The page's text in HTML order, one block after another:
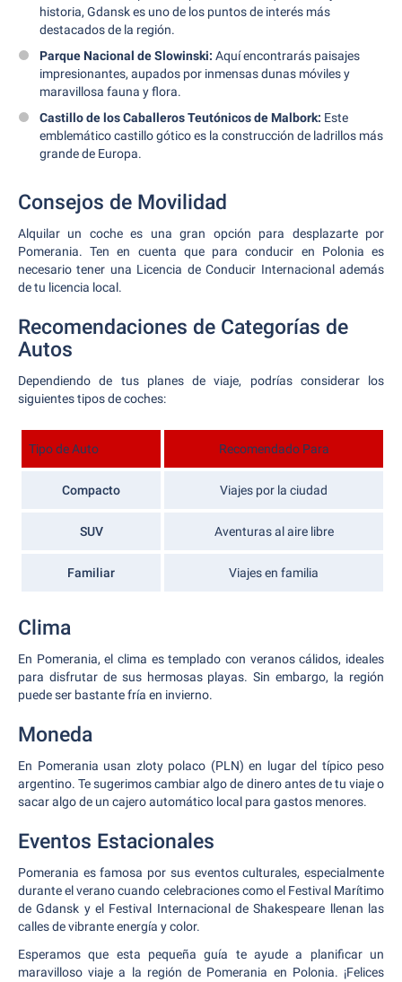
historia, Gdansk es uno de los puntos de interés más
destacados de la región.
Parque Nacional de Slowinski: Aquí encontrarás paisajes
impresionantes, aupados por inmensas dunas móviles y
maravillosa fauna y flora.
Castillo de los Caballeros Teutónicos de Malbork: Este
emblemático castillo gótico es la construcción de ladrillos más
grande de Europa.
Consejos de Movilidad
Alquilar un coche es una gran opción para desplazarte por
Pomerania. Ten en cuenta que para conducir en Polonia es
necesario tener una Licencia de Conducir Internacional además
de tu licencia local.
Recomendaciones de Categorías de
Autos
Dependiendo de tus planes de viaje, podrías considerar los
siguientes tipos de coches:
Tipo de Auto Recomendado Para
Compacto Viajes por la ciudad
SUV Aventuras al aire libre
Familiar Viajes en familia
Clima
En Pomerania, el clima es templado con veranos cálidos, ideales
para disfrutar de sus hermosas playas. Sin embargo, la región
puede ser bastante fría en invierno.
Moneda
En Pomerania usan zloty polaco (PLN) en lugar del típico peso
argentino. Te sugerimos cambiar algo de dinero antes de tu viaje o
sacar algo de un cajero automático local para gastos menores.
Eventos Estacionales
Pomerania es famosa por sus eventos culturales, especialmente
durante el verano cuando celebraciones como el Festival Marítimo
de Gdansk y el Festival Internacional de Shakespeare llenan las
calles de vibrante energía y color.
Esperamos que esta pequeña guía te ayude a planificar un
maravilloso viaje a la región de Pomerania en Polonia. ¡Felices